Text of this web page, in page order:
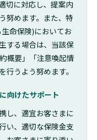
切に対応し、提案内
努めます。 また、特
命保険)においてお
する場合は、当該保
概要」「注意喚起情
行うよう努めます。
向けたサポート
し、適宜お客さまに
い、適切な保険金支